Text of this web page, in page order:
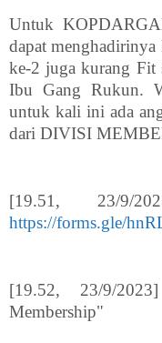
Untuk
dapat
ke-2 juga kurang Fit
Ibu Gang Rukun.
untuk kali ini ada
dari DIVISI
[19.51, 23/9/
https://forms.gle/
[19.52, 23/9/
Membership"